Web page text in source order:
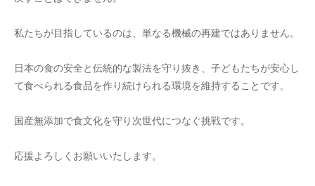
私たちが目指しているのは、単なる機械の再建ではありません。
日本の食の安全と伝統的な製法を守り抜き、子どもたちが安心し
て食べられる食品を作り続けられる環境を維持することです。
国産無添加で食文化を守り次世代につなぐ挑戦です。
応援よろしくお願いいたします。